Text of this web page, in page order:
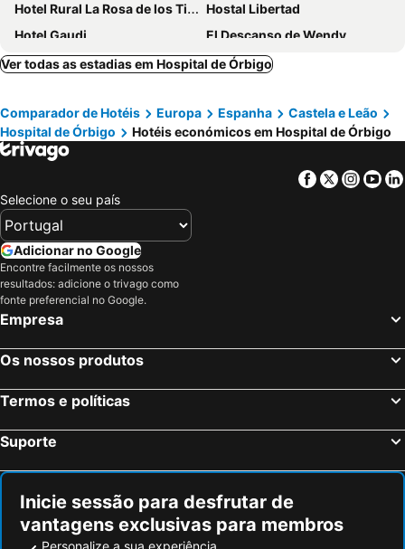
Hotel Rural La Rosa de los Tiempos
Hostal Libertad
Hotel Gaudi
El Descanso de Wendy
Hotel El Paso Honroso
Hostal Restaurante Delfin
HOSTAL ALTO PÁRAMO
Hotel Reyes De León
Posada Real Casa de Tepa
Hostería Casa Flor
Hotel Restaurante La Peseta
Ver todas as estadias em Hospital de Órbigo
Comparador de Hotéis Europa Espanha
Castela e Leão
Hospital de Órbigo
Hotéis económicos em Hospital de Órbigo
Facebook
Twitter
Selecione o seu país
Adicionar no Google
Encontre facilmente os nossos
resultados: adicione o trivago como
fonte preferencial no Google.
Empresa
Os nossos produtos
Termos e políticas
Suporte
Inicie sessão para desfrutar de
vantagens exclusivas para membros
Personalize a sua experiência